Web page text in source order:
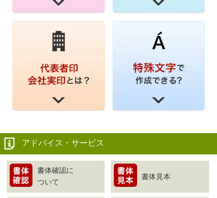
アドバイス・サービス
書体確認に
ついて
書体見本